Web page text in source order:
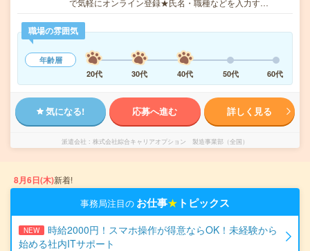
で気軽にオンライン登録★氏名・職種などを入力す…
職場の雰囲気
年齢層
20代
30代 40代 50代 60代
気になる! 応募へ進む 詳しく見る
派遣会社 株式会社綜合キャリアオプション 製造事業部（全国）
8月6日(木)新着!
事務局注目の お仕事★ トピックス
NEW
時給2000円！スマホ操作が得意ならOK！未経験から
始める社内ITサポート